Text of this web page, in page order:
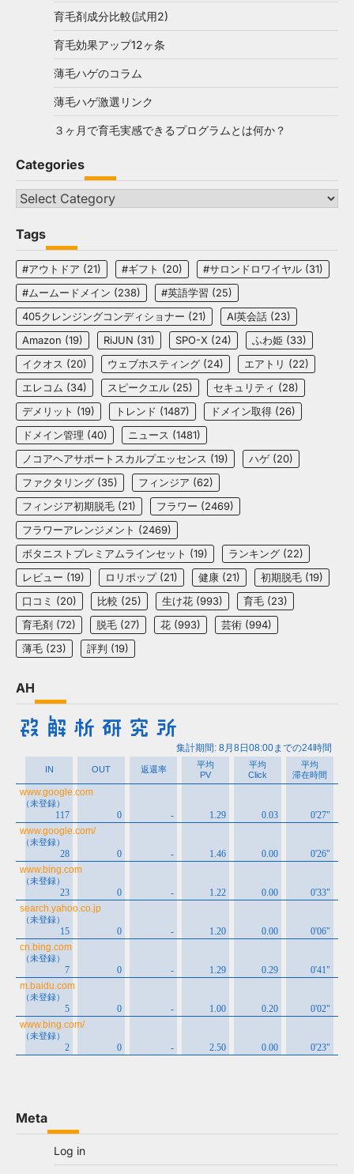
育毛剤成分比較(試用2)
育毛効果アップ12ヶ条
薄毛ハゲのコラム
薄毛ハゲ激選リンク
３ヶ月で育毛実感できるプログラムとは何か？
Categories
Categories
Tags
#アウトドア (21) #ギフト (20) #サロンドロワイヤル (31)
#ムームードメイン (238) #英語学習 (25)
405クレンジングコンディショナー (21) AI英会話 (23)
Amazon (19) RiJUN (31) SPO-X (24) ふわ姫 (33)
イクオス (20) ウェブホスティング (24) エアトリ (22)
エレコム (34) スピークエル (25) セキュリティ (28)
デメリット (19) トレンド (1487) ドメイン取得 (26)
ドメイン管理 (40) ニュース (1481)
ノコアヘアサポートスカルプエッセンス (19) ハゲ (20)
ファクタリング (35) フィンジア (62)
フィンジア初期脱毛 (21) フラワー (2469)
フラワーアレンジメント (2469)
ボタニストプレミアムラインセット (19) ランキング (22)
レビュー (19) ロリポップ(21) 健康 (21) 初期脱毛 (19)
口コミ (20) 比較 (25) 生け花 (993) 育毛 (23)
育毛剤 (72) 脱毛 (27) 花 (993) 芸術 (994)
薄毛 (23) 評判 (19)
AH
Meta
Log in